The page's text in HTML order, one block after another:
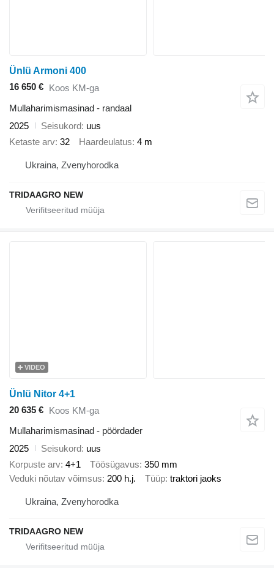
Ünlü Armoni 400
16 650 € Koos KM-ga
Mullaharimismasinad - randaal
2025
Seisukord uus
Ketaste arv 32 Haardeulatus 4 m
Ukraina, Zvenyhorodka
TRIDAAGRO NEW
VIDEO
Ünlü Nitor 4+1
20 635 € Koos KM-ga
Mullaharimismasinad - pöördader
2025
Seisukord uus
Korpuste arv 4+1 Töösügavus 350 mm
Veduki nõutav võimsus 200 h.j. Tüüp traktori jaoks
Ukraina, Zvenyhorodka
TRIDAAGRO NEW